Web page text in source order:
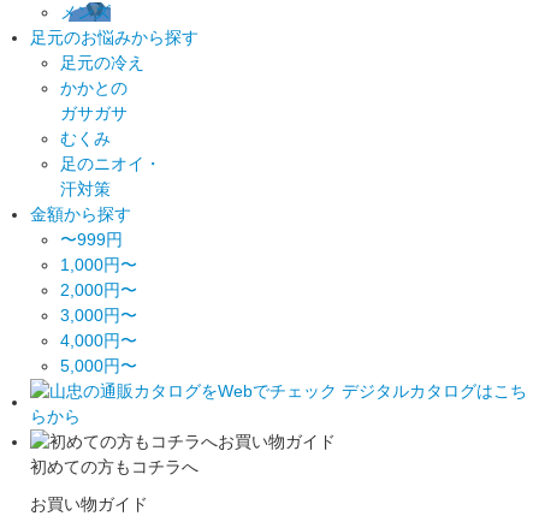
メンズ
足元のお悩みから探す
足元の冷え
かかとの
ガサガサ
むくみ
足のニオイ・
汗対策
金額から探す
〜999円
1,000円〜
2,000円〜
3,000円〜
4,000円〜
5,000円〜
初めての方もコチラへ
お買い物ガイド